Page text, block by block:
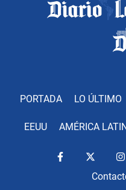
PORTADA LO ÚLTIMO
EEUU AMÉRICA